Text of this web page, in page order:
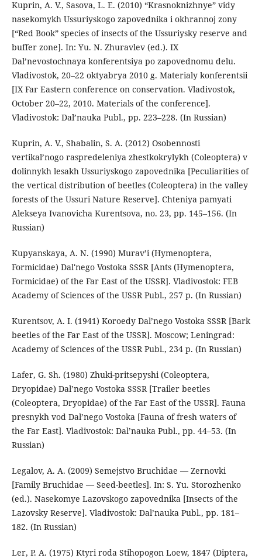
Kuprin, A. V., Sasova, L. E. (2010) “Krasnoknizhnye” vidy
nasekomykh Ussuriyskogo zapovednika i okhrannoj zony
[“Red Book” species of insects of the Ussuriysky reserve and
buffer zone]. In: Yu. N. Zhuravlev (ed.). IX
Dal’nevostochnaya konferentsiya po zapovednomu delu.
Vladivostok, 20–22 oktyabrya 2010 g. Materialy konferentsii
[IX Far Eastern conference on conservation. Vladivostok,
October 20–22, 2010. Materials of the conference].
Vladivostok: Dal’nauka Publ., pp. 223–228. (In Russian)
Kuprin, A. V., Shabalin, S. A. (2012) Osobennosti
vertikal’nogo raspredeleniya zhestkokrylykh (Coleoptera) v
dolinnykh lesakh Ussuriyskogo zapovednika [Peculiarities of
the vertical distribution of beetles (Coleoptera) in the valley
forests of the Ussuri Nature Reserve]. Chteniya pamyati
Alekseya Ivanovicha Kurentsova, no. 23, pp. 145–156. (In
Russian)
Kupyanskaya, A. N. (1990) Murav’i (Hymenoptera,
Formicidae) Dal'nego Vostoka SSSR [Ants (Hymenoptera,
Formicidae) of the Far East of the USSR]. Vladivostok: FEB
Academy of Sciences of the USSR Publ., 257 p. (In Russian)
Kurentsov, A. I. (1941) Koroedy Dal’nego Vostoka SSSR [Bark
beetles of the Far East of the USSR]. Moscow; Leningrad:
Academy of Sciences of the USSR Publ., 234 p. (In Russian)
Lafer, G. Sh. (1980) Zhuki-pritsepyshi (Coleoptera,
Dryopidae) Dal’nego Vostoka SSSR [Trailer beetles
(Coleoptera, Dryopidae) of the Far East of the USSR]. Fauna
presnykh vod Dal’nego Vostoka [Fauna of fresh waters of
the Far East]. Vladivostok: Dal’nauka Publ., pp. 44–53. (In
Russian)
Legalov, A. A. (2009) Semejstvo Bruchidae — Zernovki
[Family Bruchidae — Seed-beetles]. In: S. Yu. Storozhenko
(ed.). Nasekomye Lazovskogo zapovednika [Insects of the
Lazovsky Reserve]. Vladivostok: Dal’nauka Publ., pp. 181–
182. (In Russian)
Ler, P. A. (1975) Ktyri roda Stihopogon Loew, 1847 (Diptera,